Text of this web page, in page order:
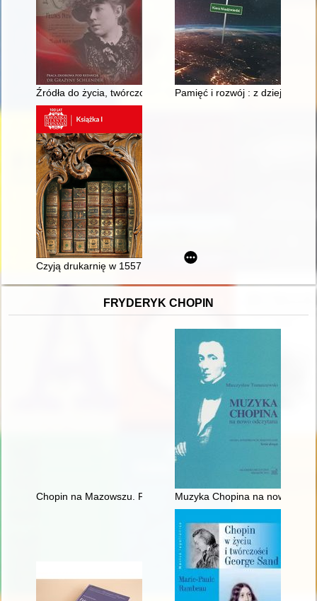
Źródła do życia, twórczości i upamiętnienia Marii Konopnickiej
Pamięć i rozwój : z dziejów
Czyją drukarnię w 1557 roku umieścił w swoim domu Kasper
FRYDERYK CHOPIN
Chopin na Mazowszu. Przewodnik po miejscach historycznych
Muzyka Chopina na nowo